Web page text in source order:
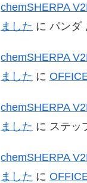
chemSHERPA
ました に パンダ
chemSHERPA
ました に
chemSHERPA
ました に ステッ
chemSHERPA
ました に